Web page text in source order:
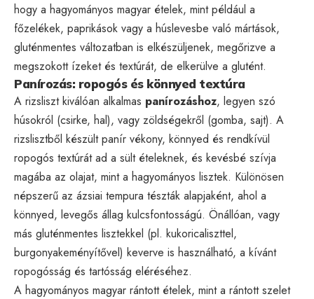
hogy a hagyományos magyar ételek, mint például a
főzelékek, paprikások vagy a húslevesbe való mártások,
gluténmentes változatban is elkészüljenek, megőrizve a
megszokott ízeket és textúrát, de elkerülve a glutént.
Panírozás: ropogós és könnyed textúra
A rizsliszt kiválóan alkalmas panírozáshoz, legyen szó
húsokról (csirke, hal), vagy zöldségekről (gomba, sajt). A
rizslisztből készült panír vékony, könnyed és rendkívül
ropogós textúrát ad a sült ételeknek, és kevésbé szívja
magába az olajat, mint a hagyományos lisztek. Különösen
népszerű az ázsiai tempura tészták alapjaként, ahol a
könnyed, levegős állag kulcsfontosságú. Önállóan, vagy
más gluténmentes lisztekkel (pl. kukoricaliszttel,
burgonyakeményítővel) keverve is használható, a kívánt
ropogósság és tartósság eléréséhez.
A hagyományos magyar rántott ételek, mint a rántott szelet